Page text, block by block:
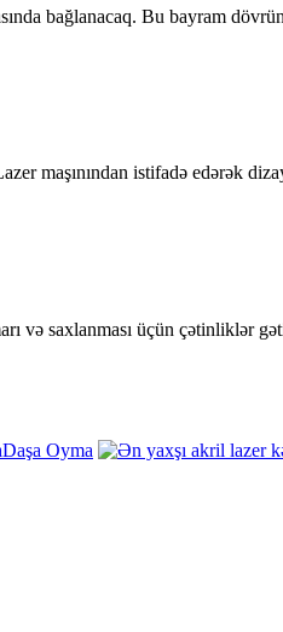
bağlanacaq. Bu bayram
maşınından istifadə edərək
və saxlanması üçün çətinliklər
Daşa Oyma